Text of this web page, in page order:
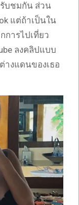
บชมกัน ส่วน
แต่ถ้าเป็นใน
การไปเที่ยว
ลงคลิปแบบ
างแดนของเธอ